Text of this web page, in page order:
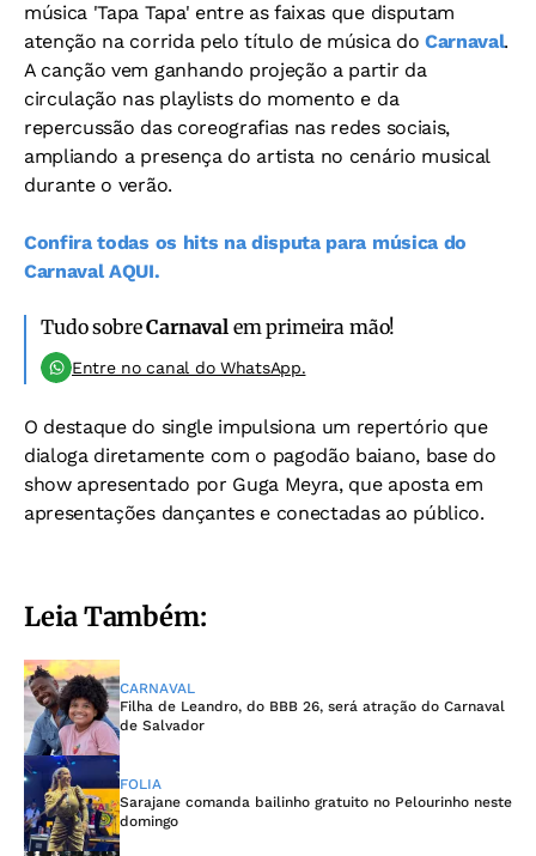
música 'Tapa Tapa' entre as faixas que disputam
atenção na corrida pelo título de música do Carnaval.
A canção vem ganhando projeção a partir da
circulação nas playlists do momento e da
repercussão das coreografias nas redes sociais,
ampliando a presença do artista no cenário musical
durante o verão.
Confira todas os hits na disputa para música do
Carnaval AQUI.
Tudo sobreCarnavalem primeira mão!
Entre no canal do WhatsApp.
O destaque do single impulsiona um repertório que
dialoga diretamente com o pagodão baiano, base do
show apresentado por Guga Meyra, que aposta em
apresentações dançantes e conectadas ao público.
Leia Também:
CARNAVAL
Filha de Leandro, do BBB 26, será atração do Carnaval
de Salvador
FOLIA
Sarajane comanda bailinho gratuito no Pelourinho neste
domingo